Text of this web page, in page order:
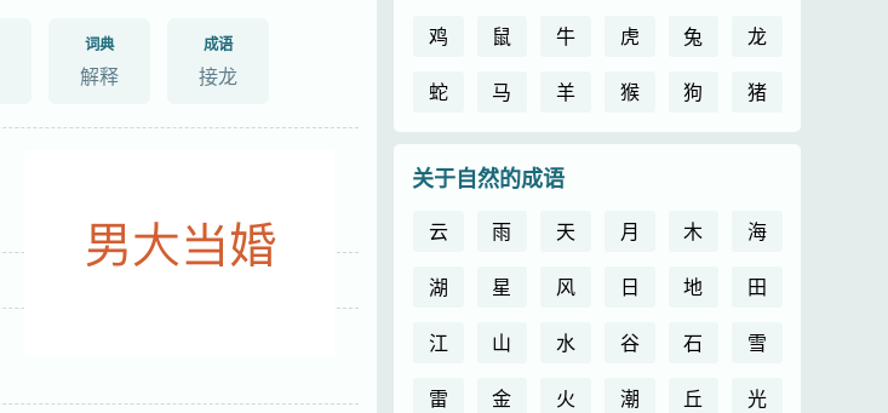
词典
解释
成语
接龙
鸡 鼠 牛 虎 兔
龙
蛇
马 羊 猴 狗 猪
关于自然的成语
云 雨 天 月 木
海
湖
星 风 日 地
田
江
山 水 谷 石
雪
雷
金 火 潮 丘 光